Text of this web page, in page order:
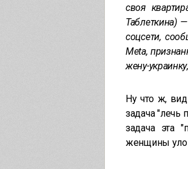
своя
Таблеткина)
соцсети,
Meta,
жену-
Ну что ж,
задача "лечь
задача эта
женщины